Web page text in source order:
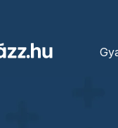
megjelenítése